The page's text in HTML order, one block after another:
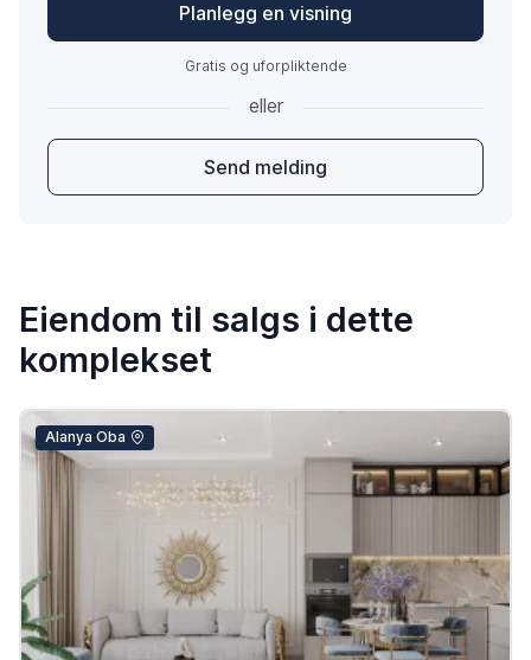
Planlegg en visning
Gratis og uforpliktende
eller
Send melding
Eiendom til salgs i dette
komplekset
Alanya Oba